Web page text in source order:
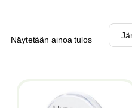
Näytetään ainoa tulos